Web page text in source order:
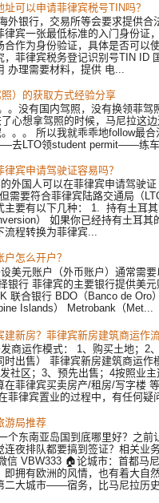
可以申请菲律宾税号TIN吗？
外银行，交易所等会要求提供合
律宾一张最低标准的入门身份证
合作为身份验证，具体是否可以
，菲律宾税务登记识别号TIN ID
办理需要材料，提供 电...
）的获取方式经验分享
。没有国内驾照，没有换领菲驾
心想拿驾照的时候，马尼拉这
。。 所以我就乖乖地follow最
去LTO领student permit——练
律宾申请驾驶证容易吗？
外国人可以在菲律宾申请驾驶证
需要符合菲律宾陆路交通局（
主要有以下几种： 1. 持有土耳
） 如果你已经持有土耳其
流程转换为菲律宾...
怎么开户？
美元账户（外币账户）通常需
银行 菲律宾的主要银行提供美
联合银行 BDO（Banco de Oro
Islands） Metrobank（Met...
建新房？菲律宾新房建筑商运作
商运作模式： 1、购买土地；2
时出售） 菲律宾新房建筑商运作
社区；3、预先出售；4按照业
在菲律宾买卖房产/租房/写字楼
菲律宾置业的过程中，有任何疑
游局推荐
个东南亚岛国到底哪里好？之前
连夜排队都要搞到签证？相关业
信 VBW333 🏠论城市：首都马
即拥有欧洲的风情，也有着大自
二大城市——宿务，比马尼拉历